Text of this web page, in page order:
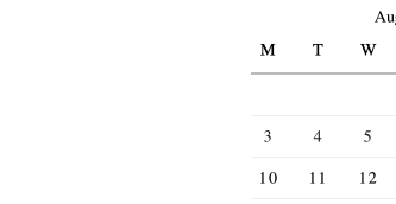
M
T W
3
4 5
10
11 12